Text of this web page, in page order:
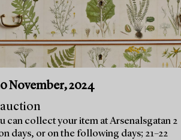
November, 2024
can collect your item at Arsenalsgatan 2
days, or on the following days; 21–22